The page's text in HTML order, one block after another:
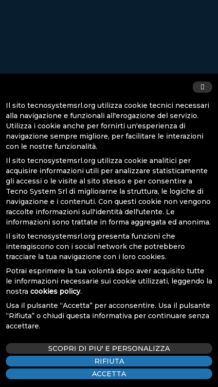
TUTTI
ha smesso di
battere
SOVVENZIONI INAIL
Scheda tecnica
LMD-XH550MT
Monitor medicale LCD
Scheda tecnica
TELECAMERE
Il sito tecnosystemsrl.org utilizza cookie tecnici necessari
alla navigazione e funzionali all'erogazione del servizio.
Utilizza i cookie anche per fornirti un'esperienza di
navigazione sempre migliore, per facilitare le interazioni
con le nostre funzionalità.
Il sito tecnosystemsrl.org utilizza cookie analitici per
acquisire informazioni utili per analizzare statisticamente
gli accessi o le visite al sito stesso e per consentire a
Tecno System Srl di migliorarne la struttura, le logiche di
navigazione e i contenuti. Con questi cookie non vengono
raccolte informazioni sull'identità dell'utente. Le
informazioni sono trattate in forma aggregata ed anonima.
Il sito tecnosystemsrl.org presenta funzioni che
interagiscono con i social network che potrebbero
tracciare la tua navigazione con i loro cookies.
Potrai esprimere la tua volontà dopo aver acquisito tutte
le informazioni necessarie sui cookie utilizzati, leggendo la
nostra cookies policy.
Usa il pulsante “Accetta” per acconsentire. Usa il pulsante
“Rifiuta” o chiudi questa informativa per continuare senza
accettare.
SCOPRI DI PIU' E PERSONALIZZA
RIFIUTA
ACCETTA